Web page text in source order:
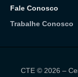
Fale Conosco
Trabalhe Conosco
CTE © 2026 –